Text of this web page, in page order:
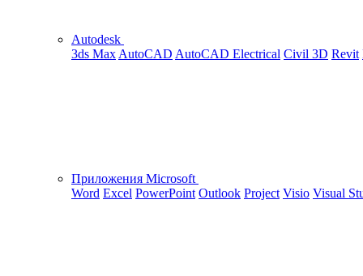
Autodesk
3ds Max AutoCAD AutoCAD Electrical Civil 3D Revit
Приложения Microsoft
Word Excel PowerPoint Outlook Project Visio Visual